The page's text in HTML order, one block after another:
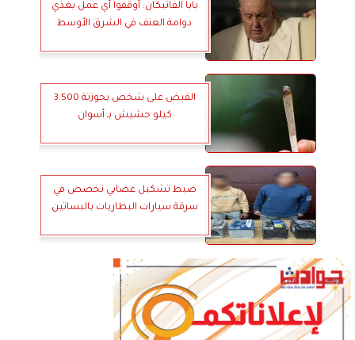
بابا الفاتيكان: أوقفوا أي عمل يغذي
دوامة العنف في الشرق الأوسط
القبض على شخص بحوزتة 3.500
كيلو حشيش بـ أسوان
ضبط تشكيل عصابي تخصص في
سرقة سيارات البطاريات بالبساتين